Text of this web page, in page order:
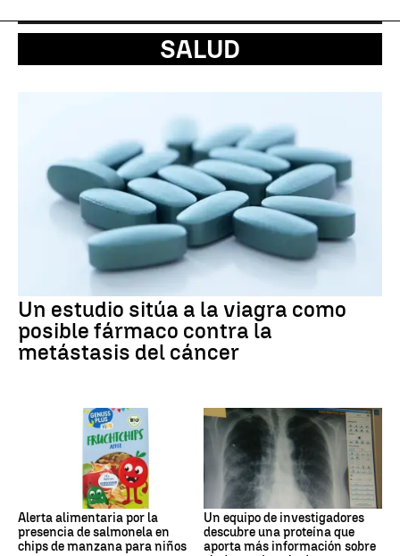
SALUD
Un estudio sitúa a la viagra como
posible fármaco contra la
metástasis del cáncer
Alerta alimentaria por la
presencia de salmonela en
chips de manzana para niños
Un equipo de investigadores
descubre una proteína que
aporta más información sobre